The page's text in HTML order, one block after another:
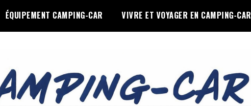
ÉQUIPEMENT CAMPING-CAR VIVRE ET VOYAGER EN CAMPING-CAR